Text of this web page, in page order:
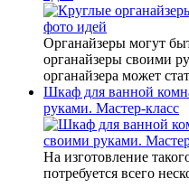
Органайзеры могут
органайзеры своими
органайзера может
Шкаф для ванной
руками. Мастер-класс
На изготовление
потребуется всего